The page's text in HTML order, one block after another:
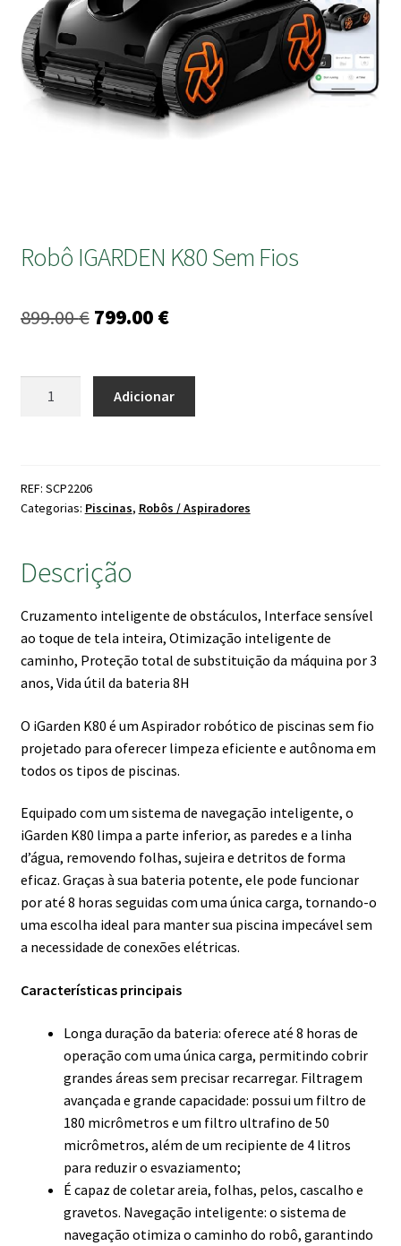
Robô IGARDEN K80 Sem Fios
899.00€ O
original
era:
799.00 €O
atual
é:
Sem
Adicionar
REF: SCP2206
Categorias: Piscinas, Robôs / Aspiradores
Descrição
Cruzamento inteligente de obstáculos, Interface sensível
ao toque de tela inteira, Otimização inteligente de
caminho, Proteção total de substituição da máquina por 3
anos, Vida útil da bateria 8H
O iGarden K80 é um Aspirador robótico de piscinas sem fio
projetado para oferecer limpeza eficiente e autônoma em
todos os tipos de piscinas.
Equipado com um sistema de navegação inteligente, o
iGarden K80 limpa a parte inferior, as paredes e a linha
d’água, removendo folhas, sujeira e detritos de forma
eficaz. Graças à sua bateria potente, ele pode funcionar
por até 8 horas seguidas com uma única carga, tornando-o
uma escolha ideal para manter sua piscina impecável sem
a necessidade de conexões elétricas.
Características principais
Longa duração da bateria: oferece até 8 horas de
operação com uma única carga, permitindo cobrir
grandes áreas sem precisar recarregar. Filtragem
avançada e grande capacidade: possui um filtro de
180 micrômetros e um filtro ultrafino de 50
micrômetros, além de um recipiente de 4 litros
para reduzir o esvaziamento;
É capaz de coletar areia, folhas, pelos, cascalho e
gravetos. Navegação inteligente: o sistema de
navegação otimiza o caminho do robô, garantindo